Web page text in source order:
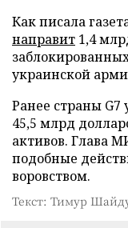
Как писала
направит 1,4
украинской
Ранее страны G7
45,5 млрд
активов. Глава
подобные
воровством.
Текст: Тимур